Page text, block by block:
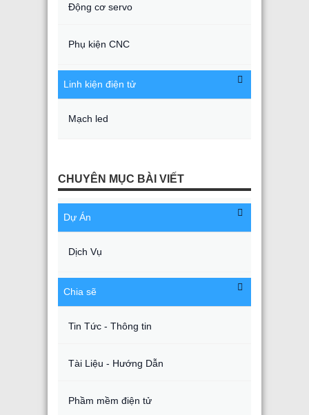
Động cơ servo
Phụ kiện CNC
Linh kiện điện tử
Mạch led
CHUYÊN MỤC BÀI VIẾT
Dự Án
Dịch Vụ
Chia sẽ
Tin Tức - Thông tin
Tài Liệu - Hướng Dẫn
Phầm mềm điện tử